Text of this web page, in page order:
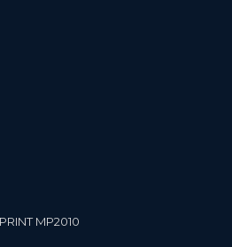
MP2010